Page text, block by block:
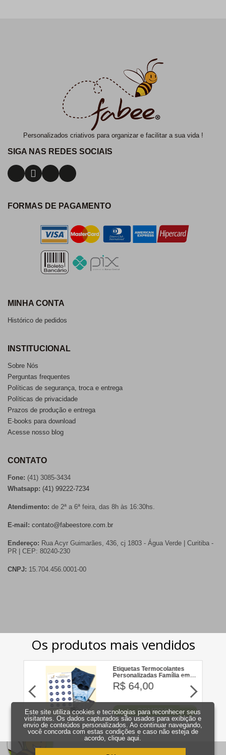
Personalizados criativos para organizar e facilitar a sua vida !
SIGA NAS REDES SOCIAIS
FORMAS DE PAGAMENTO
MINHA CONTA
Histórico de pedidos
INSTITUCIONAL
Sobre Nós
Perguntas frequentes
Políticas de segurança, troca e entrega
Políticas de privacidade
Prazos de produção e entrega
E-books para download
Acesse nosso blog
CONTATO
Fone: (41) 3085-3434
Whatsapp: (41) 99222-7234
Atendimento: de 2ª a 6ª feira, das 8h às 16:30hs.
E-mail: contato@fabeestore.com.br
Endereço: Rua Acyr Guimarães, 436, cj 1803 - Água Verde | Curitiba -
PR | CEP: 80240-230
CNPJ: 15.704.456.0001-00
Este site utiliza cookies e tecnologias para reconhecer seus
visitantes. Os dados capturados são usados para exibição e
envio de conteúdos personalizados. Ao continuar navegando,
você concorda com estas condições e caso não esteja de
acordo,clique aqui.